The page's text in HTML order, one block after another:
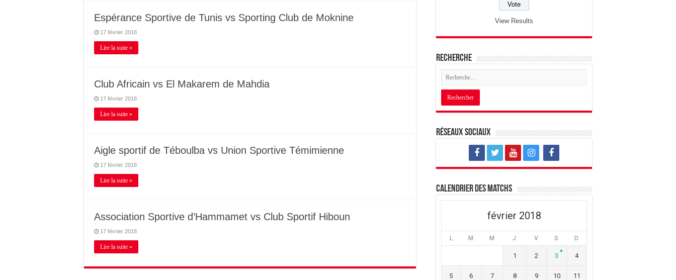
Espérance Sportive de Tunis vs Sporting Club de Moknine
17 février 2018
Lire la suite »
Club Africain vs El Makarem de Mahdia
17 février 2018
Lire la suite »
Aigle sportif de Téboulba vs Union Sportive Témimienne
17 février 2018
Lire la suite »
Association Sportive d’Hammamet vs Club Sportif Hiboun
17 février 2018
Lire la suite »
View Results
Recherche
Réseaux sociaux
Calendrier des matchs
février 2018
L M M J V S D
1 2 3 4
5 6 7 8 9 10 11